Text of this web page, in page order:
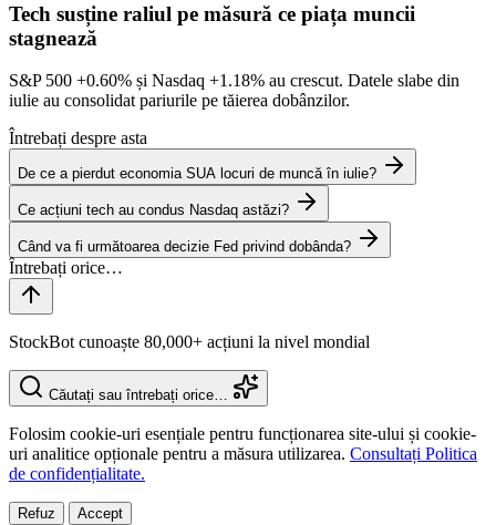
Tech susține raliul pe măsură ce piața muncii
stagnează
S&P 500 +0.60% și Nasdaq +1.18% au crescut. Datele slabe din
iulie au consolidat pariurile pe tăierea dobânzilor.
Întrebați despre asta
De ce a pierdut economia SUA locuri de muncă în iulie?
Ce acțiuni tech au condus Nasdaq astăzi?
Când va fi următoarea decizie Fed privind dobânda?
StockBot cunoaște 80,000+ acțiuni la nivel mondial
Căutați sau întrebați orice…
Folosim cookie-uri esențiale pentru funcționarea site-ului și cookie-
uri analitice opționale pentru a măsura utilizarea. Consultați Politica
de confidențialitate.
Refuz Accept